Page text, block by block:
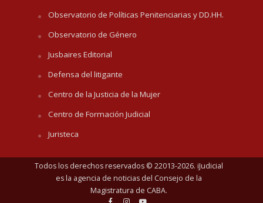
Observatorio de Políticas Penitenciarias y DD.HH.
Observatorio de Género
Jusbaires Editorial
Defensa del litigante
Centro de la Justicia de la Mujer
Centro de Formación Judicial
Juristeca
Todos los derechos reservados © 22013-2026. iJudicial
es la agencia de noticias del Consejo de la
Magistratura de CABA.